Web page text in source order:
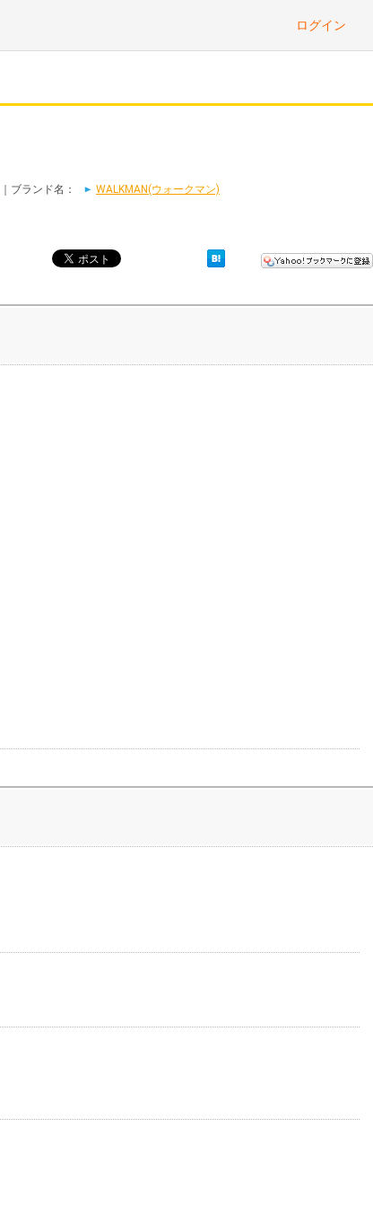
ログイン
｜ブランド名： WALKMAN(ウォークマン)